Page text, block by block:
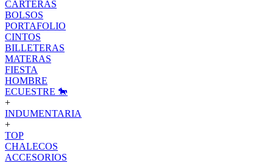
CARTERAS
BOLSOS
PORTAFOLIO
CINTOS
BILLETERAS
MATERAS
FIESTA
HOMBRE
ECUESTRE 🐎
+
INDUMENTARIA
+
TOP
CHALECOS
ACCESORIOS